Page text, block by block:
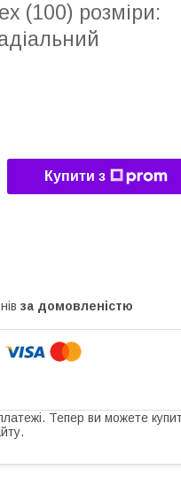
(100) розміри:
Купити з
за домовленістю
Тепер ви можете